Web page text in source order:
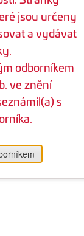
jsou určeny
a vydávat
odborníkem
ve znění
s